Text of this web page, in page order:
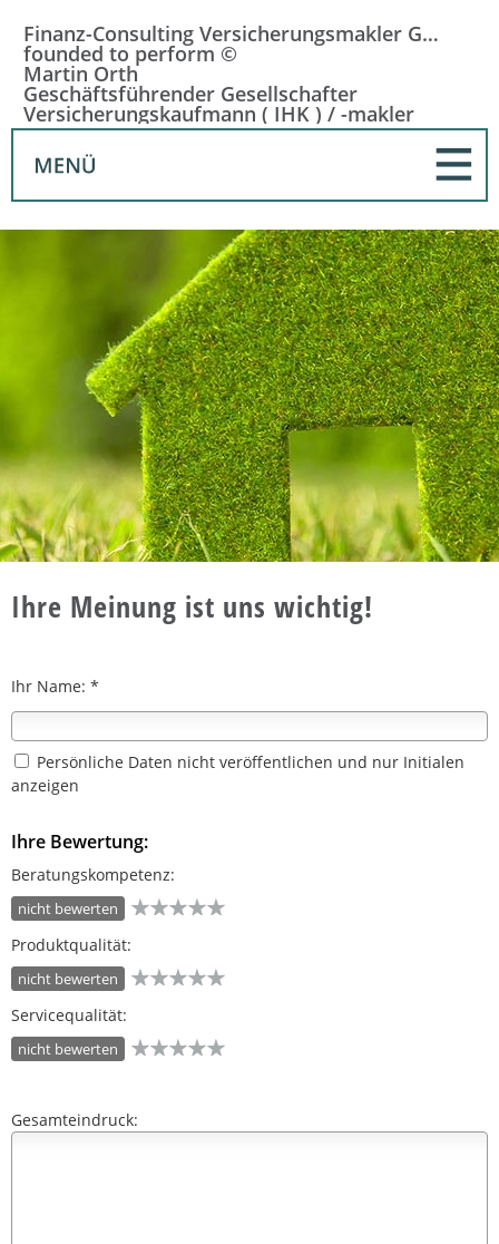
Finanz-Consulting Versicherungsmakler GmbH
founded to perform ©
Martin Orth
Geschäftsführender Gesellschafter
Versicherungskaufmann ( IHK ) / -makler
Ihre Meinung ist uns wichtig!
Ihr Name: *
Persönliche Daten nicht veröffentlichen und nur Initialen
anzeigen
Ihre Bewertung:
Beratungskompetenz:
nicht bewerten
Produktqualität:
nicht bewerten
Servicequalität:
nicht bewerten
Gesamteindruck: